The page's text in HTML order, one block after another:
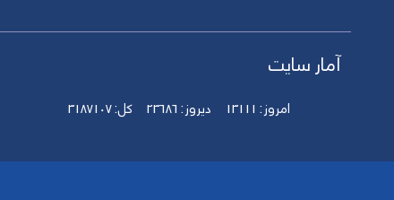
آمار سایت
امروز: 13111 دیروز:23686 کل:3187107